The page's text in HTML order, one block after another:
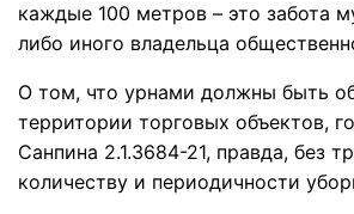
каждые 100 метров – это забота
либо иного владельца
О том, что урнами должны быть
территории торговых объектов,
Санпина 2.1.3684-21, правда, без
количеству и периодичности